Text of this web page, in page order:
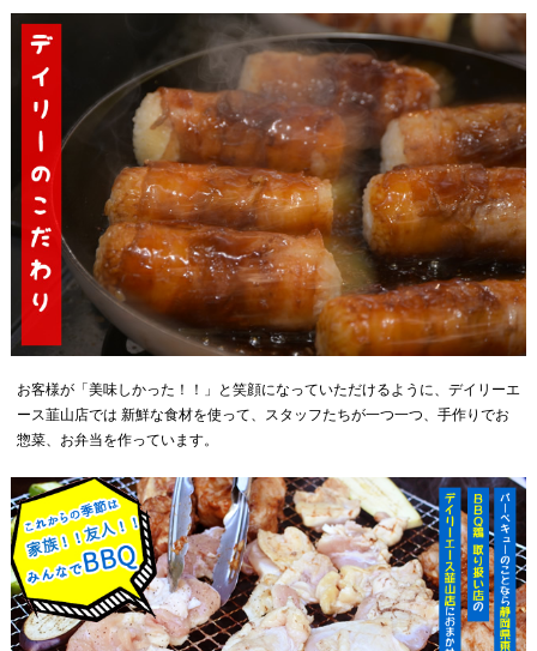
お客様が「美味しかった！！」と笑顔になっていただけるように、デイリーエ
ース韮山店では 新鮮な食材を使って、スタッフたちが一つ一つ、手作りでお
惣菜、お弁当を作っています。